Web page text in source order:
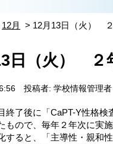
12月 12月13日（火）
日（火） ２
投稿者: 学校情報管理者
了後に「CaPT-Y性格検
もので、毎年２年次に実
すると、「主導性・親和